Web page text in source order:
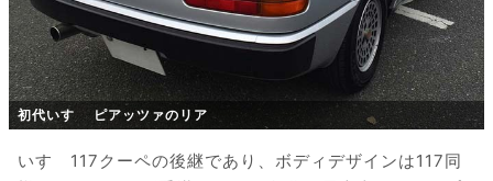
初代いすゞ ピアッツァのリア
いすゞ117クーペの後継であり、ボディデザインは117同